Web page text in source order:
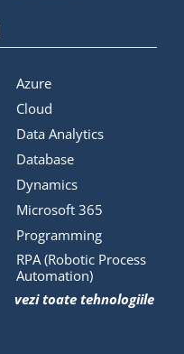
Azure
Cloud
Data Analytics
Database
Dynamics
Microsoft 365
Programming
RPA (Robotic Process
Automation)
vezi toate tehnologiile